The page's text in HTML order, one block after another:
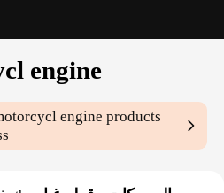
engine
engine products